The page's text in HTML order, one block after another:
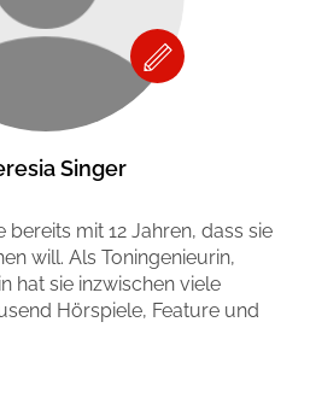
Singer
mit 12 Jahren, dass sie
will. Als Toningenieurin,
hat sie inzwischen viele
Hörspiele, Feature und